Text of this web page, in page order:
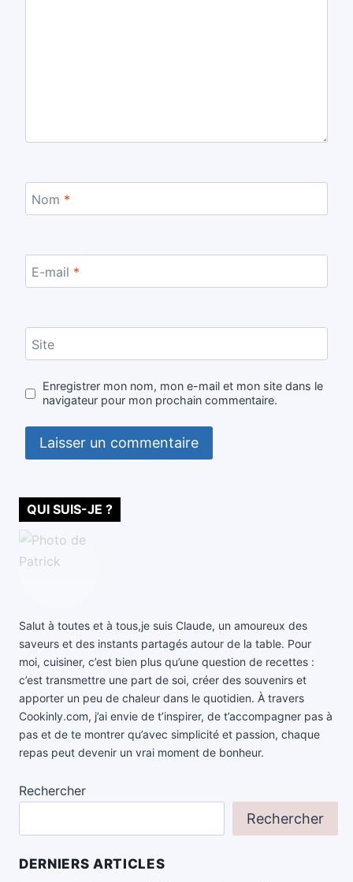
Nom *
E-mail *
Site
Enregistrer mon nom, mon e-mail et mon site dans le
navigateur pour mon prochain commentaire.
QUI SUIS-JE ?
Salut à toutes et à tous,je suis Claude, un amoureux des
saveurs et des instants partagés autour de la table. Pour
moi, cuisiner, c’est bien plus qu’une question de recettes :
c’est transmettre une part de soi, créer des souvenirs et
apporter un peu de chaleur dans le quotidien. À travers
Cookinly.com, j’ai envie de t’inspirer, de t’accompagner pas à
pas et de te montrer qu’avec simplicité et passion, chaque
repas peut devenir un vrai moment de bonheur.
Rechercher
Rechercher
DERNIERS ARTICLES